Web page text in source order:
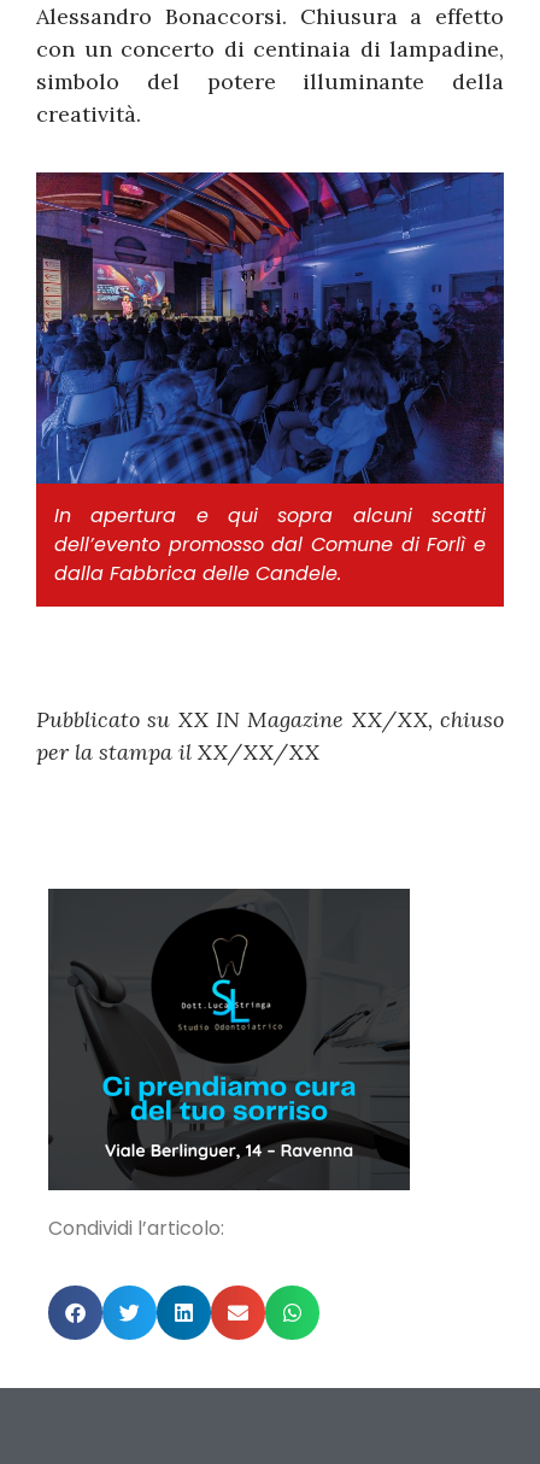
Alessandro Bonaccorsi. Chiusura a effetto
con un concerto di centinaia di lampadine,
simbolo del potere illuminante della
creatività.
In apertura e qui sopra alcuni scatti
dell’evento promosso dal Comune di Forlì e
dalla Fabbrica delle Candele.
Pubblicato su XX IN Magazine XX/XX, chiuso
per la stampa il XX/XX/XX
Condividi l’articolo: